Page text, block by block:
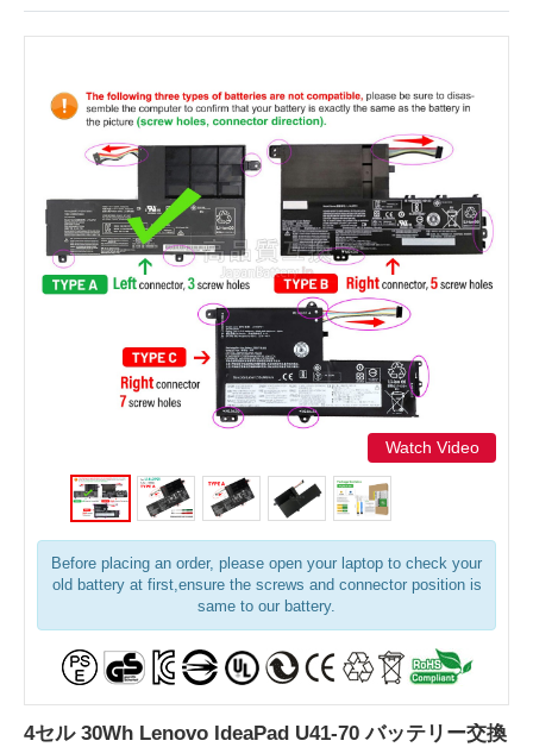
Watch Video
Before placing an order, please open your laptop to check your
old battery at first,ensure the screws and connector position is
same to our battery.
4セル 30Wh Lenovo IdeaPad U41-70 バッテリー交換